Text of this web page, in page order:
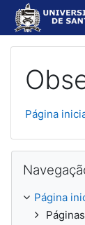
Ir para o
Página
Página